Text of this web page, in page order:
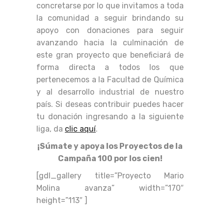
concretarse por lo que invitamos a toda
la comunidad a seguir brindando su
apoyo con donaciones para seguir
avanzando hacia la culminación de
este gran proyecto que beneficiará de
forma directa a todos los que
pertenecemos a la Facultad de Química
y al desarrollo industrial de nuestro
país. Si deseas contribuir puedes hacer
tu donación ingresando a la siguiente
liga, da clic aquí.
¡Súmate y apoya los Proyectos de la
Campaña 100 por los cien!
[gdl_gallery title=”Proyecto Mario
Molina avanza” width=”170″
height=”113″ ]